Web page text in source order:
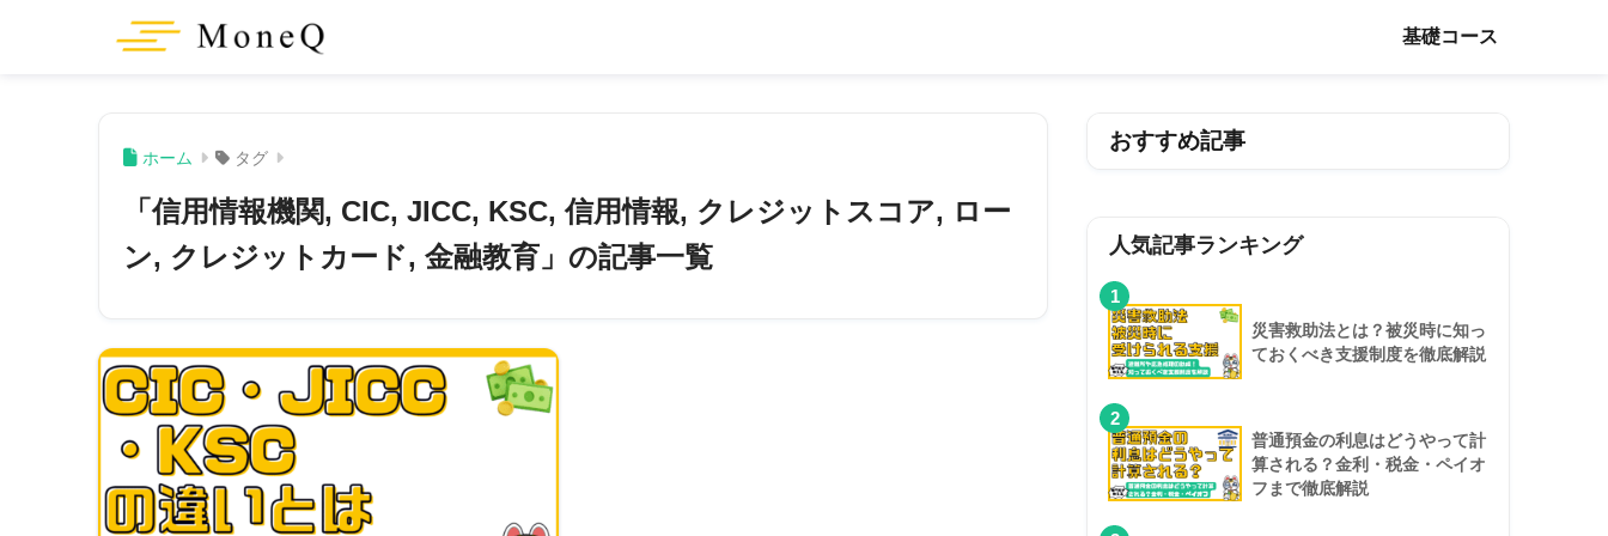
基礎コース
ホーム タグ
「信用情報機関, CIC, JICC, KSC, 信用情報, クレジットスコア, ロー
ン, クレジットカード, 金融教育」の記事一覧
おすすめ記事
人気記事ランキング
1
災害救助法とは？被災時に知っ
ておくべき支援制度を徹底解説
2
普通預金の利息はどうやって計
算される？金利・税金・ペイオ
フまで徹底解説